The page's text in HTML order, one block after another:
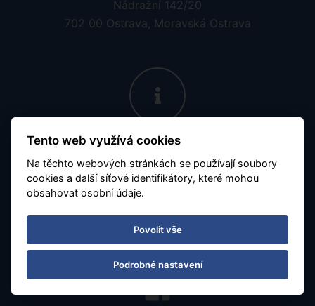
Otevírací doba
Po - Pá 08:30 - 16:30
Číslo účtu:7677799901 / 5500
Obchodujeme s aktuálním kurzem 1zł = 5.65 Kč
Tento web využívá cookies
Na těchto webových stránkách se používají soubory
cookies a další síťové identifikátory, které mohou
obsahovat osobní údaje.
Povolit vše
Podrobné nastavení